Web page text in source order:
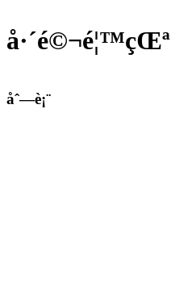
å·´é©¬é¦™çŒª
åˆ—è¡¨